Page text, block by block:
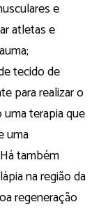
e
atletas e
tecido de
para realizar o
terapia que
uma
também
na região da
regeneração